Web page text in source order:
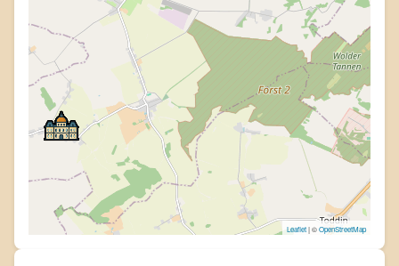
Leaflet| ©OpenStreetMap